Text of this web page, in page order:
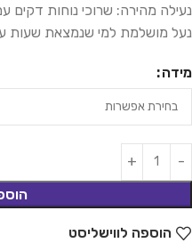
נעילה מהירה: שרוכי נוחות
נעל מושלמת למי שנמצאת שעות
מידה
הוספה לווישליסט